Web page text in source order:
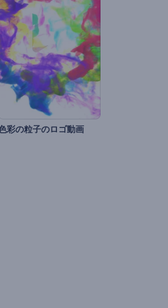
彩の粒子のロゴ動画